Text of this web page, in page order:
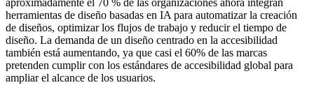
aproximadamente el 70 % de las organizaciones ahora integran
herramientas de diseño basadas en IA para automatizar la creación
de diseños, optimizar los flujos de trabajo y reducir el tiempo de
diseño. La demanda de un diseño centrado en la accesibilidad
también está aumentando, ya que casi el 60% de las marcas
pretenden cumplir con los estándares de accesibilidad global para
ampliar el alcance de los usuarios.